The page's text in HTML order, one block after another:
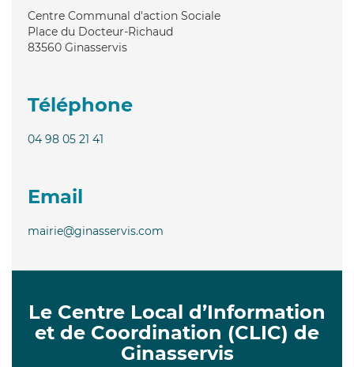
Centre Communal d'action Sociale
Place du Docteur-Richaud
83560 Ginasservis
Téléphone
04 98 05 21 41
Email
mairie@ginasservis.com
Le Centre Local d’Information
et de Coordination (CLIC) de
Ginasservis